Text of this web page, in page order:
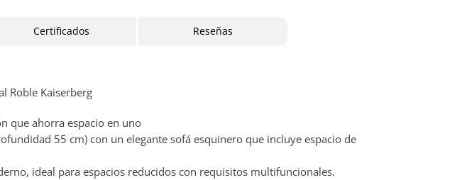
Certificados Reseñas
Roble Kaiserberg
que ahorra espacio en uno
55 cm) con un elegante sofá esquinero que incluye espacio de
ideal para espacios reducidos con requisitos multifuncionales.